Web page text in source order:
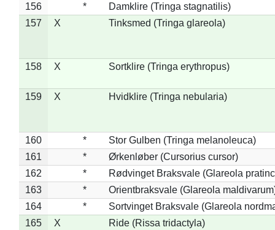
156 *
Damklire (Tringa stagnatilis)
157
X Tinksmed (Tringa glareola)
158 X Sortklire (Tringa erythropus)
159 X Hvidklire (Tringa nebularia)
160 *
Stor Gulben (Tringa melanoleuca)
161
*
Ørkenløber (Cursorius cursor)
162
*
Rødvinget Braksvale (Glareola
163
*
Orientbraksvale (Glareola
164
*
Sortvinget Braksvale (Glareola
165
X Ride (Rissa tridactyla)